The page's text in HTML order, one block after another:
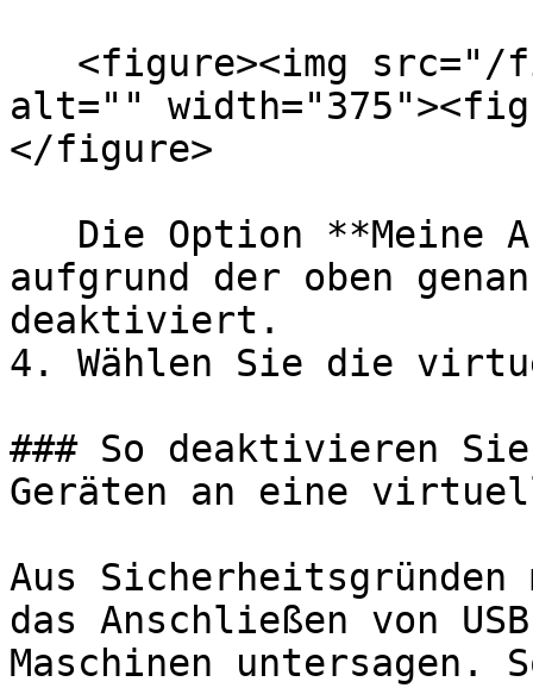
alt=""
</figure>
aufgrund der oben
deaktiviert.
4. Wählen Sie die
### So deaktivieren
Geräten an eine
Aus Sicherheitsgründen
das Anschließen von
Maschinen untersagen.